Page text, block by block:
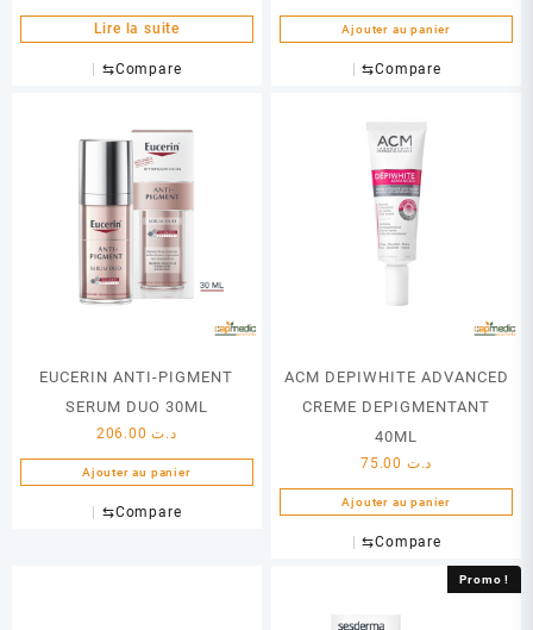
Lire la suite
⇆Compare
Ajouter au panier
⇆Compare
EUCERIN ANTI-PIGMENT
SERUM DUO 30ML
د.ت206.00
Ajouter au panier
⇆Compare
ACM DEPIWHITE ADVANCED
CREME DEPIGMENTANT
40ML
د.ت
Ajouter au panier
⇆Compare
Promo !